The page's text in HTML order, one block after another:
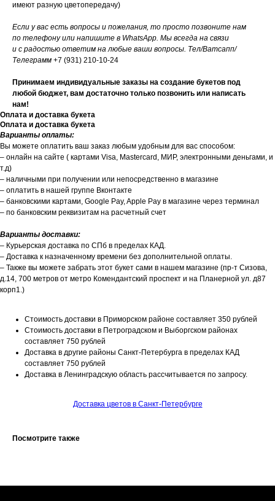
имеют разную цветопередачу)
Если у вас есть вопросы и пожелания, то просто позвоните нам
по телефону или напишите в WhatsApp. Мы всегда на связи
и с радостью ответим на любые ваши вопросы. Тел/Ватсапп/
Телеграмм +7 (931) 210-10-24
Принимаем индивидуальные заказы на создание букетов под
любой бюджет, вам достаточно только позвонить или написать
нам!
Оплата и доставка букета
Оплата и доставка букета
Варианты оплаты:
Вы можете оплатить ваш заказ любым удобным для вас способом:
– онлайн на сайте ( картами Visa, Mastercard, МИР, электронными деньгами, и
т.д)
– наличными при получении или непосредственно в магазине
– оплатить в нашей группе Вконтакте
– банковскими картами, Google Pay, Apple Pay в магазине через терминал
– по банковским реквизитам на расчетный счет
Варианты доставки:
– Курьерская доставка по СПб в пределах КАД.
– Доставка к назначенному времени без дополнительной оплаты.
– Также вы можете забрать этот букет сами в нашем магазине (пр-т Сизова,
д.14, 700 метров от метро Комендантский проспект и на Планерной ул. д87
корп1.)
Стоимость доставки в Приморском районе составляет 350 рублей
Стоимость доставки в Петроградском и Выборгском районах
составляет 750 рублей
Доставка в другие районы Санкт-Петербурга в пределах КАД
составляет 750 рублей
Доставка в Ленинградскую область рассчитывается по запросу.
Доставка цветов в Санкт-Петербурге
Посмотрите также